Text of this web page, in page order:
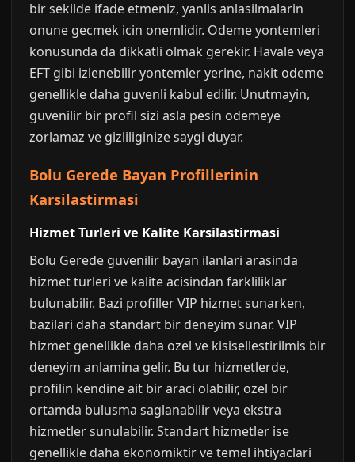
bir sekilde ifade etmeniz, yanlis anlasilmalarin
onune gecmek icin onemlidir. Odeme yontemleri
konusunda da dikkatli olmak gerekir. Havale veya
EFT gibi izlenebilir yontemler yerine, nakit odeme
genellikle daha guvenli kabul edilir. Unutmayin,
guvenilir bir profil sizi asla pesin odemeye
zorlamaz ve gizliliginize saygi duyar.
Bolu Gerede Bayan Profillerinin
Karsilastirmasi
Hizmet Turleri ve Kalite Karsilastirmasi
Bolu Gerede guvenilir bayan ilanlari arasinda
hizmet turleri ve kalite acisindan farkliliklar
bulunabilir. Bazi profiller VIP hizmet sunarken,
bazilari daha standart bir deneyim sunar. VIP
hizmet genellikle daha ozel ve kisisellestirilmis bir
deneyim anlamina gelir. Bu tur hizmetlerde,
profilin kendine ait bir araci olabilir, ozel bir
ortamda bulusma saglanabilir veya ekstra
hizmetler sunulabilir. Standart hizmetler ise
genellikle daha ekonomiktir ve temel ihtiyaclari